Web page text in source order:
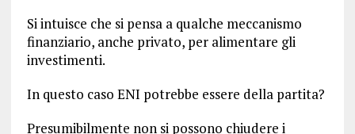
Si intuisce che si pensa a qualche meccanismo
finanziario, anche privato, per alimentare gli
investimenti.
In questo caso ENI potrebbe essere della partita?
Presumibilmente non si possono chiudere i